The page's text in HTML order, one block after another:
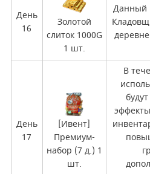
День
16
Золотой
слиток 1000G
1 шт.
Данный
День
17
[Ивент]
Премиум-
набор (7 д.) 1
шт.
В